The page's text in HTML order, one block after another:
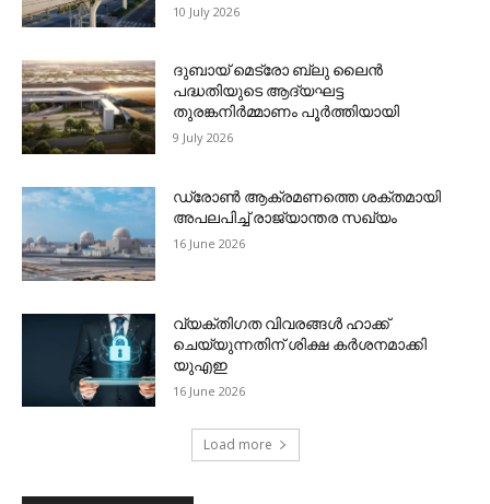
10 July 2026
ദുബായ് മെട്രോ ബ്ലു ലൈന്‍
പദ്ധതിയുടെ ആദ്യഘട്ട
തുരങ്കനിര്‍മ്മാണം പൂര്‍ത്തിയായി
9 July 2026
ഡ്രോണ്‍ ആക്രമണത്തെ ശക്തമായി
അപലപിച്ച് രാജ്യാന്തര സഖ്യം
16 June 2026
വ്യക്തിഗത വിവരങ്ങള്‍ ഹാക്ക്
ചെയ്യുന്നതിന് ശിക്ഷ കര്‍ശനമാക്കി
യുഎഇ
16 June 2026
Load more